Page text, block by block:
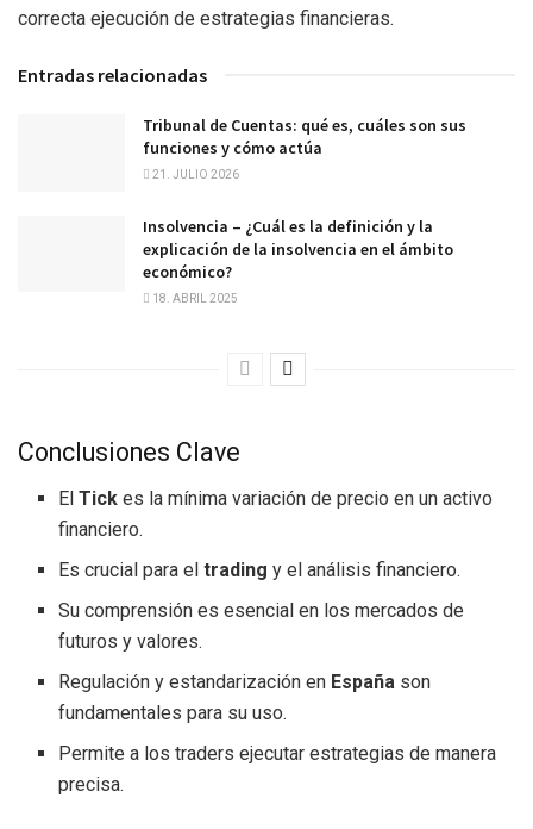
correcta ejecución de estrategias financieras.
Entradas relacionadas
Tribunal de Cuentas: qué es, cuáles son sus
funciones y cómo actúa
21. JULIO 2026
Insolvencia – ¿Cuál es la definición y la
explicación de la insolvencia en el ámbito
económico?
18. ABRIL 2025
Conclusiones Clave
ElTick es la mínima variación de precio en un activo
financiero.
Es crucial para eltrading y el análisis financiero.
Su comprensión es esencial en los mercados de
futuros y valores.
Regulación y estandarización en España son
fundamentales para su uso.
Permite a los traders ejecutar estrategias de manera
precisa.